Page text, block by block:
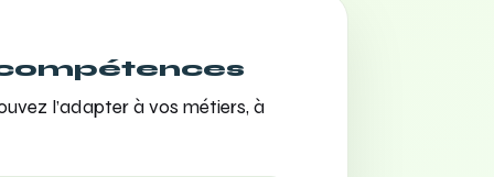
l’adapter à vos métiers, à